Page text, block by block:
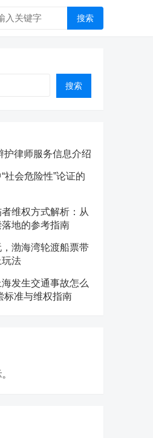
搜索
搜索
护律师服务信息介绍
社会危险性”论证的
者维权方式解析：从
地的参考指南
渤海湾轮渡船票带
法
海发生交通事故怎么
标准与维权指南